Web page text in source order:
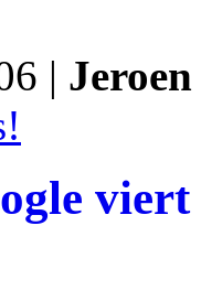
|